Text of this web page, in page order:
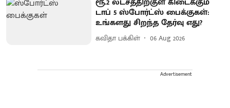
டாப் 5 ஸ்போர்ட்ஸ் பைக்குகள்:
உங்களது சிறந்த தேர்வு எது?
கவிதா பக்கிள் 06 Aug 2026
Advertisement